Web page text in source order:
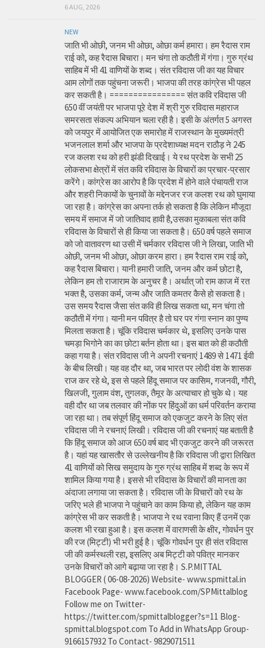
6 AUG, 2026
NEW
जाति भी ओछी, जनम भी ओछा, ओछा कर्म हमारा। हम रैदास राम
राई को, कह रैदास बिचारा। मन चंगा तो कठौती में गंगा। गुरु ग्रंथ
साहिब में भी 41 वाणियों के शब्द। संत रविदास जी का यह विचार
आम लोगों तक पहुंचना जरूरी। भाजपा की तरह कांग्रेस भी पहल
कर सकती है। ================ संत कवि रविदास जी
650 वीं जयंती पर भाजपा पूरे देश में श्री गुरु रविदास महाराज
समरसता संकल्प अभियान चला रही है। इसी के अंतर्गत 5 अगस्त
को जयपुर में आयोजित एक समारोह में राजस्थान के मुख्यमंत्री
भजनलाल शर्मा और भाजपा के प्रदेशाध्यक्ष मदन राठौड़ ने 245
रज कलश रथ को हरी झंडी दिखाई। ये रथ प्रदेश के सभी 25
लोकसभा क्षेत्रों में संत कवि रविदास के विचारों का प्रचार-प्रसार
करेंगे। कांग्रेस का आरोप है कि प्रदेश में होने वाले पंचायती राज
और शहरी निकायों के चुनावों के मद्देनजर रज कलश रथ को घुमाया
जा रहा है। कांग्रेस का अपना तर्क हो सकता है कि लेकिन मौजूदा
समय में समाज में जो जातिवाद हावी है,उसका मुकाबला संत कवि
रविदास के विचारों से ही किया जा सकता है। 650 वर्ष पहले समाज
को जो वातावरण था उसी में चर्मकार रविदास जी ने लिखा, जाति भी
ओछी, जनम भी ओछा, ओछा करम हारा। हम रैदास राम राई को,
कह रैदास बिचारा। यानी हमारी जाति, जनम और कर्म छोटा है,
लेकिन हम तो राजाराम के अनुचर है। अर्थात् जो राम काज में रत
भक्त है, उसका कर्म, जन्म और जाति कमतर कैसे हो सकता है।
उस समय रैदास जैसा संत कवि ही लिख सकता था, मन चंगा तो
कठौती में गंगा। यानी मन पवित्र है तो घर पर गंगा स्नान का पुण्य
मिलता सकता है। चूंकि रविदास चर्मकार थे, इसलिए उनके पास
चमड़ा भिगोने का का छोटा बर्तन होता था। इस बात को ही कठौती
कहा गया है। संत रविदास जी ने अपनी रचनाएं 1489 से 1471 ईवी
के बीच लिखी। यह वह दौर था, जब भारत पर लोदी वंश के शासक
राज कर रहे थे, इस से पहले हिंदू समाज पर कासिम, गजनवी, गौरी,
खिलजी, गुलाम वंश, तुगलक, तैमूर के अत्याचार हो चुके थे। यह
वही दौर था जब तलवार की नोंक पर हिंदुओं का धर्म परिवर्तन कराया
जा रहा था। तब संपूर्ण हिंदू समाज को एकजुट करने के लिए संत
रविदास जी ने रचनाएं लिखी। रविदास जी की रचनाएं यह बताती है
कि हिंदू समाज को आज 650 वर्ष बाद भी एकजुट करने की जरूरत
है। यहां यह खासतौर से उल्लेखनीय है कि रविदास जी द्वारा लिखित
41 वाणियोंं को सिख समुदाय के गुरु ग्रंथ साहिब में शब्द के रूप में
शामिल किया गया है। इससे भी रविदास के विचारों की मानता का
अंदाजा लगाया जा सकता है। रविदास जी के विचारों को रथ के
जरिए भले ही भाजपा ने पहुंचाने का काम किया हो, लेकिन यह काम
कांग्रेस भी कर सकती है। भाजपा ने रथ रवाना किए हैं उनमें एक
कलश भी रखा हुआ है। इस कलश में वाराणसी के क्षीर, गोवर्धन पुर
की रज (मिट्टी) भी भरी हुई है। चूंकि गोवर्धन पुर ही संत रविदास
जी की कर्मस्थली रहा, इसलिए अब मिट्टी को पवित्र मानकर
उनके विचारों को आगे बढ़ाया जा रहा है। S.P.MITTAL
BLOGGER ( 06-08-2026) Website- www.spmittal.in
Facebook Page- www.facebook.com/SPMittalblog
Follow me on Twitter-
https://twitter.com/spmittalblogger?s=11 Blog-
spmittal.blogspot.com To Add in WhatsApp Group-
9166157932 To Contact- 9829071511